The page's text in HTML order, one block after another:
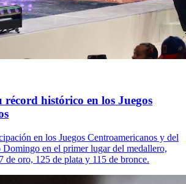
récord histórico en los Juegos
en los Juegos Centroamericanos y del
Domingo en el primer lugar del medallero,
de oro, 125 de plata y 115 de bronce.